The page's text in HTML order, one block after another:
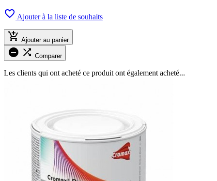
 Ajouter à la liste de souhaits
 Ajouter au panier
  Comparer
Les clients qui ont acheté ce produit ont également acheté...